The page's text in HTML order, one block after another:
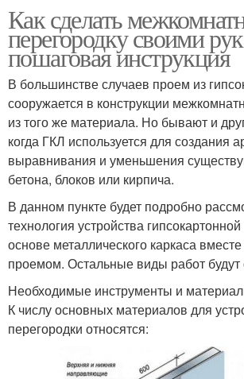
Как сделать
перегородку своими
пошаговая инструкция
В большинстве случаев проем из
сооружается в конструкции
из того же материала. Но бывают и
когда ГКЛ используется для создания
выравнивания и уменьшения
бетона, блоков или кирпича.
В данном пункте будет подробно
технология устройства
основе металлического каркаса
проемом. Остальные виды работ
Необходимые инструменты и
К числу основных материалов для
перегородки относятся: